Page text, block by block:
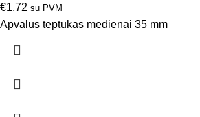
€1,72 su PVM
Apvalus teptukas medienai 35 mm